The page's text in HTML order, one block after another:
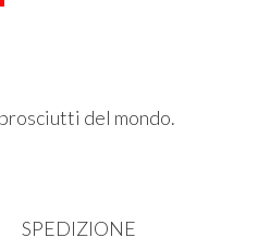
del mondo.
SPEDIZIONE